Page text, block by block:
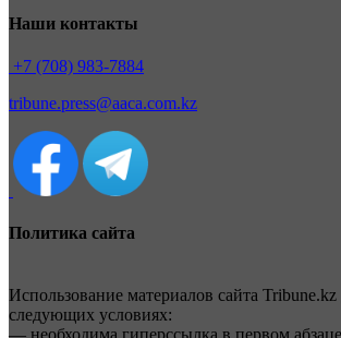
Наши контакты
+7 (708) 983-7884
tribune.press@aaca.com.kz
Политика сайта
Использование материалов сайта
следующих условиях: